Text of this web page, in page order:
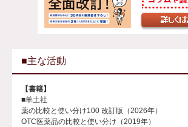
■主な活動
【書籍】
■羊土社
薬の比較と使い分け100 改訂版（2026年）
OTC医薬品の比較と使い分け（2019年）